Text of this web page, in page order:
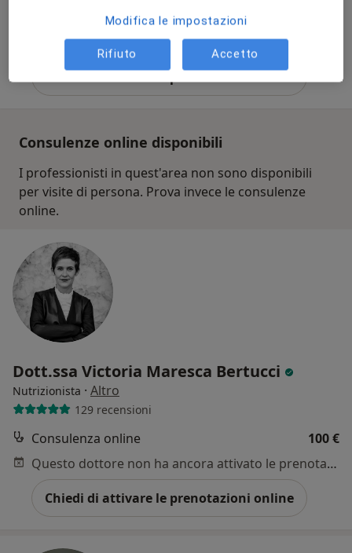
Prima visita nutrizionistica
Consulenze online disponibili
I professionisti in quest'area non sono disponibili
per visite di persona. Prova invece le consulenze
online.
Dott.ssa Victoria Maresca Bertucci
Nutrizionista · Altro
129 recensioni
Consulenza online
100 €
Questo dottore non ha ancora attivato le prenotazioni online presso questo indirizzo.
Chiedi di attivare le prenotazioni online
Modifica le impostazioni
Rifiuto Accetto